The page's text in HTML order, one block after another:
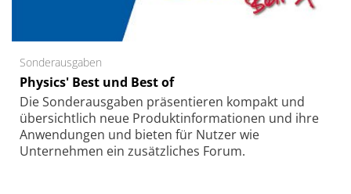
Sonderausgaben
Physics' Best und Best of
Die Sonder­ausgaben präsentieren kompakt und
übersichtlich neue Produkt­informationen und ihre
Anwendungen und bieten für Nutzer wie
Unternehmen ein zusätzliches Forum.